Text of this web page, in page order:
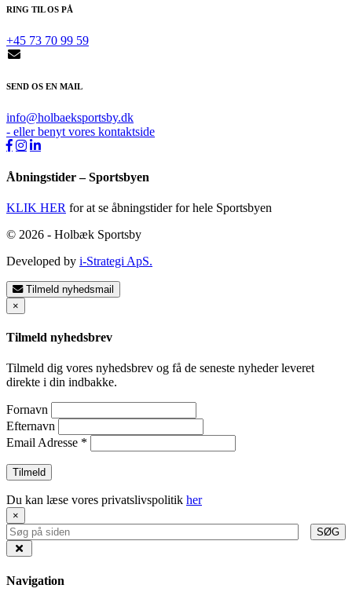
RING TIL OS PÅ
+45 73 70 99 59
SEND OS EN MAIL
info@holbaeksportsby.dk
- eller benyt vores kontaktside
Åbningstider – Sportsbyen
KLIK HER for at se åbningstider for hele Sportsbyen
© 2026 - Holbæk Sportsby
Developed by i-Strategi ApS.
Tilmeld nyhedsmail
×
Tilmeld nyhedsbrev
Tilmeld dig vores nyhedsbrev og få de seneste nyheder leveret
direkte i din indbakke.
Fornavn
Efternavn
Email Adresse *
Du kan læse vores privatslivspolitik her
×
SØG
Navigation